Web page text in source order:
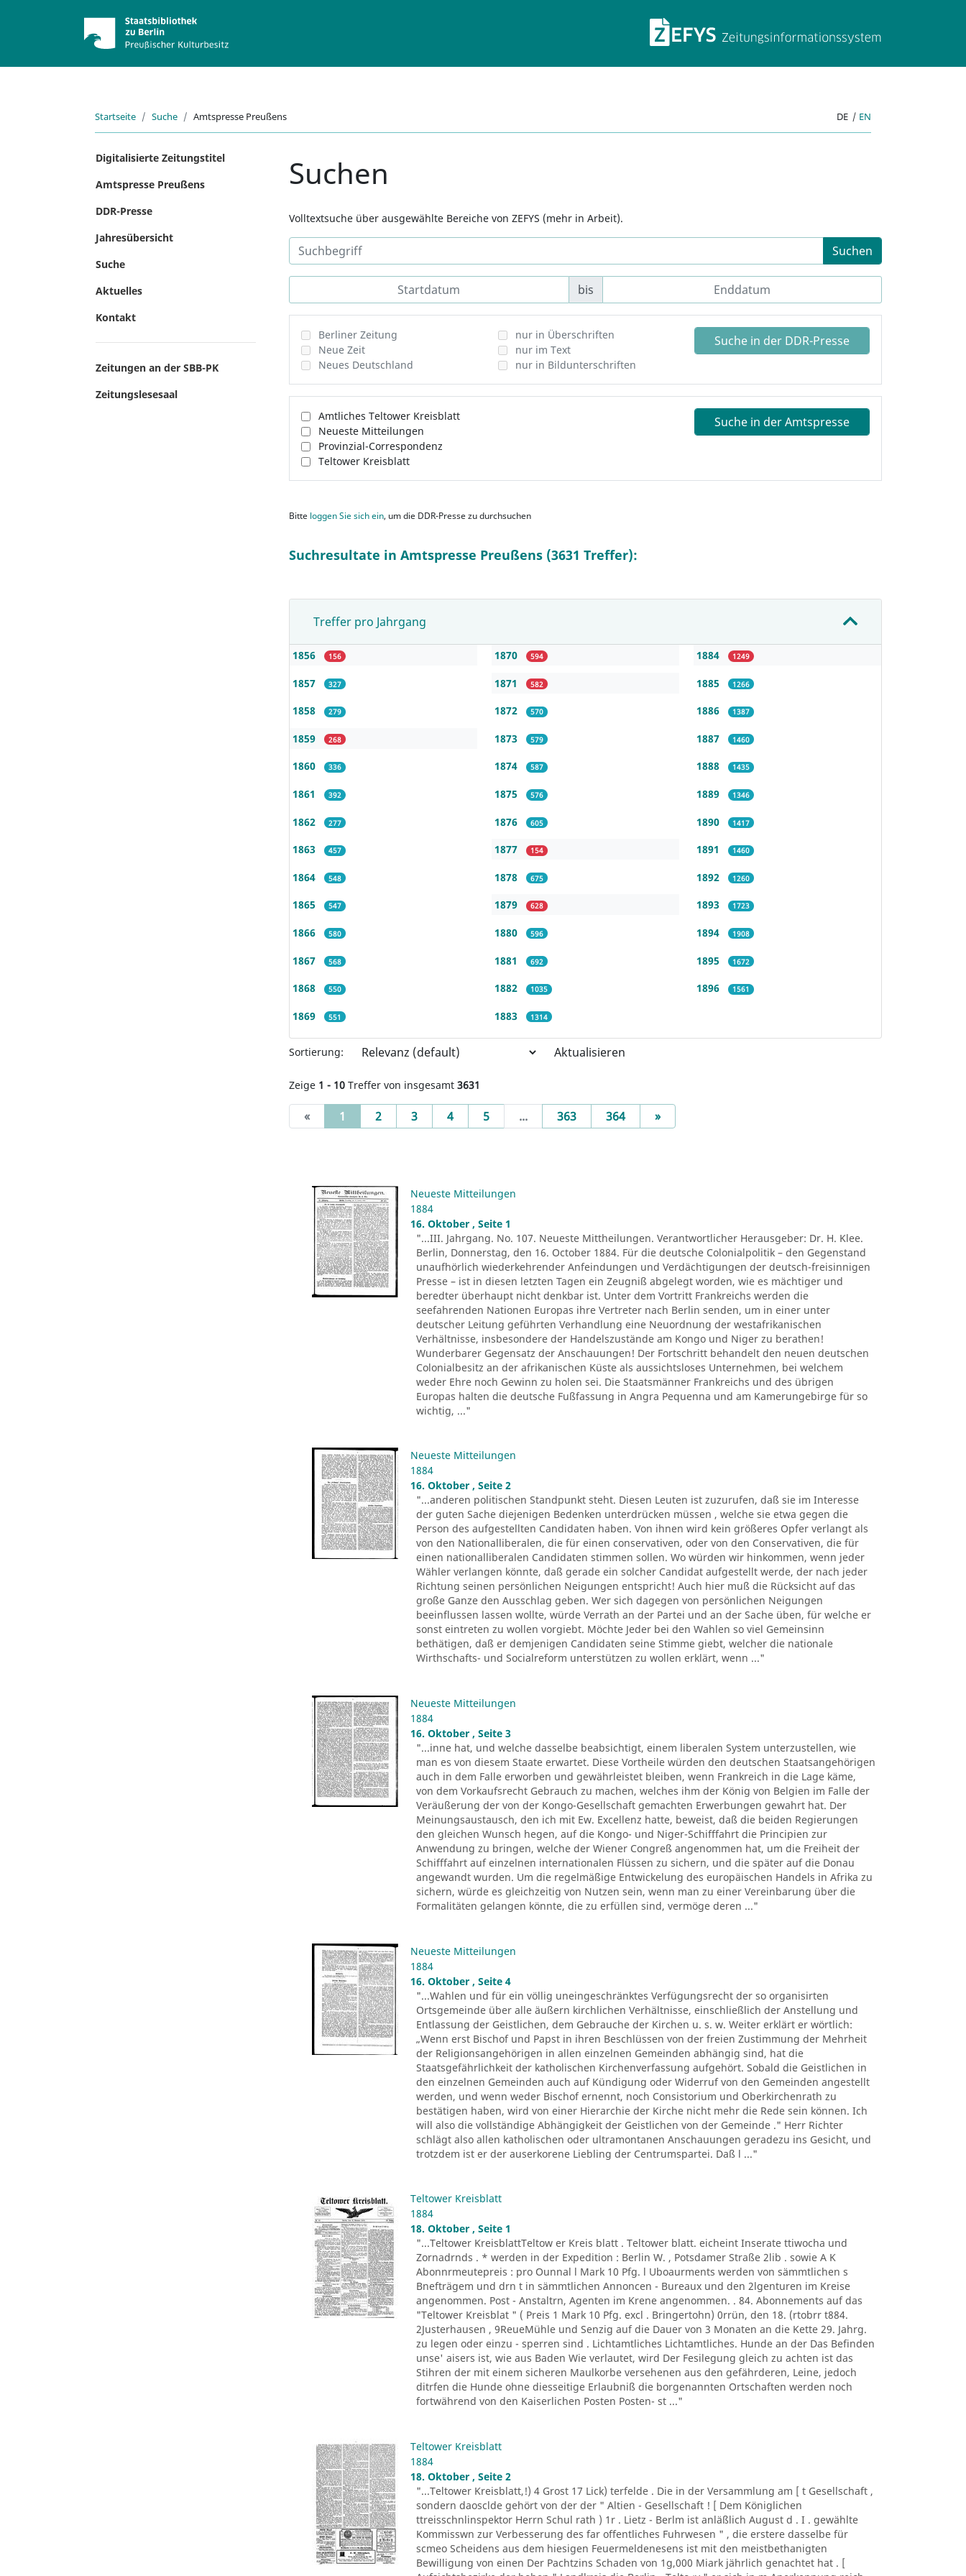
ZEFYS
Startseite Suche Amtspresse Preußens DE | EN
Digitalisierte Zeitungstitel
Amtspresse Preußens
DDR-Presse
Jahresübersicht
Suche
Aktuelles
Kontakt
Zeitungen an der SBB-PK
Zeitungslesesaal
Suchen
Volltextsuche über ausgewählte Bereiche von ZEFYS (mehr in Arbeit).
Suchen
bis
Berliner Zeitung
Neue Zeit
Neues Deutschland
nur in Überschriften
nur im Text
nur in Bildunterschriften
Suche in der DDR-Presse
Amtliches Teltower Kreisblatt
Neueste Mitteilungen
Provinzial-Correspondenz
Teltower Kreisblatt
Suche in der Amtspresse
Bitte loggen Sie sich ein, um die DDR-Presse zu durchsuchen
Suchresultate in Amtspresse Preußens (3631 Treffer):
Treffer pro Jahrgang
1856 156
1857 327
1858 279
1859 268
1860 336
1861 392
1862 277
1863 457
1864 548
1865 547
1866 580
1867 568
1868 550
1869 551
1870 594
1871 582
1872 570
1873 579
1874 587
1875 576
1876 605
1877 154
1878 675
1879 628
1880 596
1881 692
1882 1035
1883 1314
1884 1249
1885 1266
1886 1387
1887 1460
1888 1435
1889 1346
1890 1417
1891 1460
1892 1260
1893 1723
1894 1908
1895 1672
1896 1561
Sortierung: Aktualisieren
Zeige 1 - 10 Treffer von insgesamt 3631
« 1 (current)
2 3 4 5 ... 363 364 »Next
Neueste Mitteilungen
1884
16. Oktober , Seite 1
"...III. Jahrgang. No. 107. Neueste Mittheilungen. Verantwortlicher Herausgeber: Dr. H. Klee.
Berlin, Donnerstag, den 16. October 1884. Für die deutsche Colonialpolitik – den Gegenstand
unaufhörlich wiederkehrender Anfeindungen und Verdächtigungen der deutsch-freisinnigen
Presse – ist in diesen letzten Tagen ein Zeugniß abgelegt worden, wie es mächtiger und
beredter überhaupt nicht denkbar ist. Unter dem Vortritt Frankreichs werden die
seefahrenden Nationen Europas ihre Vertreter nach Berlin senden, um in einer unter
deutscher Leitung geführten Verhandlung eine Neuordnung der westafrikanischen
Verhältnisse, insbesondere der Handelszustände am Kongo und Niger zu berathen!
Wunderbarer Gegensatz der Anschauungen! Der Fortschritt behandelt den neuen deutschen
Colonialbesitz an der afrikanischen Küste als aussichtsloses Unternehmen, bei welchem
weder Ehre noch Gewinn zu holen sei. Die Staatsmänner Frankreichs und des übrigen
Europas halten die deutsche Fußfassung in Angra Pequenna und am Kamerungebirge für so
wichtig, ..."
Neueste Mitteilungen
1884
16. Oktober , Seite 2
"...anderen politischen Standpunkt steht. Diesen Leuten ist zuzurufen, daß sie im Interesse
der guten Sache diejenigen Bedenken unterdrücken müssen , welche sie etwa gegen die
Person des aufgestellten Candidaten haben. Von ihnen wird kein größeres Opfer verlangt als
von den Nationalliberalen, die für einen conservativen, oder von den Conservativen, die für
einen nationalliberalen Candidaten stimmen sollen. Wo würden wir hinkommen, wenn jeder
Wähler verlangen könnte, daß gerade ein solcher Candidat aufgestellt werde, der nach jeder
Richtung seinen persönlichen Neigungen entspricht! Auch hier muß die Rücksicht auf das
große Ganze den Ausschlag geben. Wer sich dagegen von persönlichen Neigungen
beeinflussen lassen wollte, würde Verrath an der Partei und an der Sache üben, für welche er
sonst eintreten zu wollen vorgiebt. Möchte Jeder bei den Wahlen so viel Gemeinsinn
bethätigen, daß er demjenigen Candidaten seine Stimme giebt, welcher die nationale
Wirthschafts- und Socialreform unterstützen zu wollen erklärt, wenn ..."
Neueste Mitteilungen
1884
16. Oktober , Seite 3
"...inne hat, und welche dasselbe beabsichtigt, einem liberalen System unterzustellen, wie
man es von diesem Staate erwartet. Diese Vortheile würden den deutschen Staatsangehörigen
auch in dem Falle erworben und gewährleistet bleiben, wenn Frankreich in die Lage käme,
von dem Vorkaufsrecht Gebrauch zu machen, welches ihm der König von Belgien im Falle der
Veräußerung der von der Kongo-Gesellschaft gemachten Erwerbungen gewahrt hat. Der
Meinungsaustausch, den ich mit Ew. Excellenz hatte, beweist, daß die beiden Regierungen
den gleichen Wunsch hegen, auf die Kongo- und Niger-Schifffahrt die Principien zur
Anwendung zu bringen, welche der Wiener Congreß angenommen hat, um die Freiheit der
Schifffahrt auf einzelnen internationalen Flüssen zu sichern, und die später auf die Donau
angewandt wurden. Um die regelmäßige Entwickelung des europäischen Handels in Afrika zu
sichern, würde es gleichzeitig von Nutzen sein, wenn man zu einer Vereinbarung über die
Formalitäten gelangen könnte, die zu erfüllen sind, vermöge deren ..."
Neueste Mitteilungen
1884
16. Oktober , Seite 4
"...Wahlen und für ein völlig uneingeschränktes Verfügungsrecht der so organisirten
Ortsgemeinde über alle äußern kirchlichen Verhältnisse, einschließlich der Anstellung und
Entlassung der Geistlichen, dem Gebrauche der Kirchen u. s. w. Weiter erklärt er wörtlich:
„Wenn erst Bischof und Papst in ihren Beschlüssen von der freien Zustimmung der Mehrheit
der Religionsangehörigen in allen einzelnen Gemeinden abhängig sind, hat die
Staatsgefährlichkeit der katholischen Kirchenverfassung aufgehört. Sobald die Geistlichen in
den einzelnen Gemeinden auch auf Kündigung oder Widerruf von den Gemeinden angestellt
werden, und wenn weder Bischof ernennt, noch Consistorium und Oberkirchenrath zu
bestätigen haben, wird von einer Hierarchie der Kirche nicht mehr die Rede sein können. Ich
will also die vollständige Abhängigkeit der Geistlichen von der Gemeinde ." Herr Richter
schlägt also allen katholischen oder ultramontanen Anschauungen geradezu ins Gesicht, und
trotzdem ist er der auserkorene Liebling der Centrumspartei. Daß l ..."
Teltower Kreisblatt
1884
18. Oktober , Seite 1
"...Teltower KreisblattTeltow er Kreis blatt . Teltower blatt. eicheint Inserate ttiwocha und
Zornadrnds . * werden in der Expedition : Berlin W. , Potsdamer Straße 2lib . sowie A K
Abonnrmeutepreis : pro Ounnal l Mark 10 Pfg. l Uboaurments werden von sämmtlichen s
Bnefträgem und drn t in sämmtlichen Annoncen - Bureaux und den 2lgenturen im Kreise
angenommen. Post - Anstaltrn, Agenten im Krene angenommen. . 84. Abonnements auf das
"Teltower Kreisblat " ( Preis 1 Mark 10 Pfg. excl . Bringertohn) 0rrün, den 18. (rtobrr t884.
2Justerhausen , 9ReueMühle und Senzig auf die Dauer von 3 Monaten an die Kette 29. Jahrg.
zu legen oder einzu - sperren sind . Lichtamtliches Lichtamtliches. Hunde an der Das Befinden
unse' aisers ist, wie aus Baden Wie verlautet, wird Der Fesilegung gleich zu achten ist das
Stihren der mit einem sicheren Maulkorbe versehenen aus den gefährderen, Leine, jedoch
ditrfen die Hunde ohne diesseitige Erlaubniß die borgenannten Ortschaften werden noch
fortwährend von den Kaiserlichen Posten Posten- st ..."
Teltower Kreisblatt
1884
18. Oktober , Seite 2
"...Teltower Kreisblatt,!) 4 Grost 17 Lick) terfelde . Die in der Versammlung am [ t Gesellschaft ,
sondern daosclde gehört von der der " Altien - Gesellschaft ! [ Dem Königlichen
ttreisschnlinspektor Herrn Schul rath ) 1r . Lietz - Berlm ist anläßlich August d . I . gewählte
Kommisswn zur Verbesserung des far offentliches Fuhrwesen " , die erstere dasselbe für
scmeo Scheidens aus dem hiesigen Feuermeldenesens ist mit den meistbethanigten
Bewilligung von einen Der Pachtzins Schaden von 1g,000 Miark jährlich genachtet hat . [